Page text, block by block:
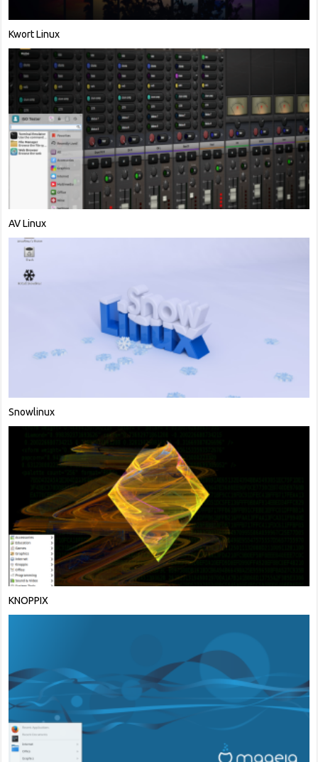
Kwort Linux
AV Linux
Snowlinux
KNOPPIX